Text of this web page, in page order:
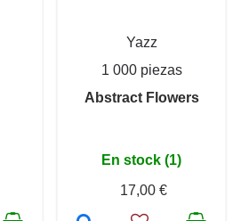
Yazz
1 000 piezas
Abstract Flowers
En stock (1)
17,00 €